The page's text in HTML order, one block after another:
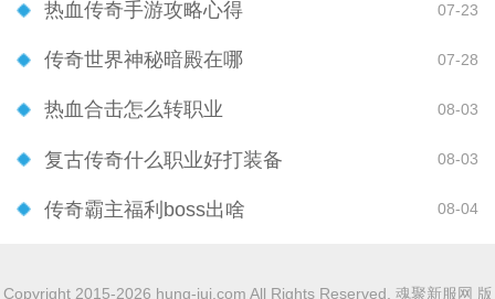
热血传奇手游攻略心得 07-23
传奇世界神秘暗殿在哪 07-28
热血合击怎么转职业 08-03
复古传奇什么职业好打装备 08-03
传奇霸主福利boss出啥 08-04
Copyright 2015-2026 hung-jui.com All Rights Reserved. 魂聚新服网 版